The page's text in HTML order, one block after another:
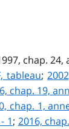
chap.
tableau;
chap. 19,
chap. 1,
1; 2016,